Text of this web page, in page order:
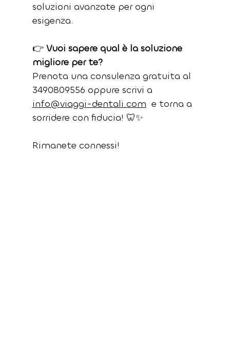
soluzioni avanzate per ogni
esigenza.
👉 Vuoi sapere qual è la soluzione
migliore per te?
Prenota una consulenza gratuita al
3490809556 oppure scrivi a
info@viaggi-dentali.com
  e torna a
sorridere con fiducia! 🦷✨
Rimanete connessi!